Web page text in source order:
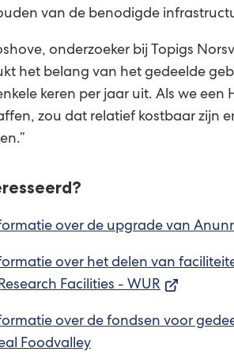
van de benodigde
onderzoeker bij Topigs
het belang van het gedeelde
keren per jaar uit. Als we een
zou dat relatief kostbaar zijn
over de upgrade van
over het delen van
Facilities - WUR (Verwijst
een
over de fondsen voor
Foodvalley